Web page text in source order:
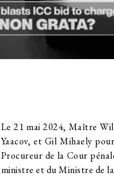
Le 21 mai 2024, Maître
Yaacov, et Gil Mihaely
Procureur de la Cour
ministre et du Ministre de